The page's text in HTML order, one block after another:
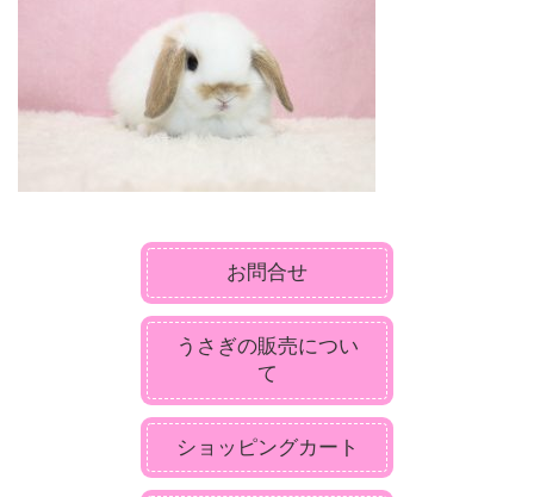
お問合せ
うさぎの販売につい
て
ショッピングカート